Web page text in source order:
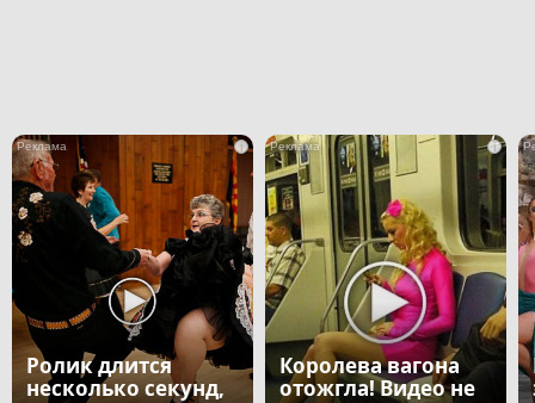
i
Ролик длится
несколько секунд,
i
Королева вагона
отожгла! Видео не